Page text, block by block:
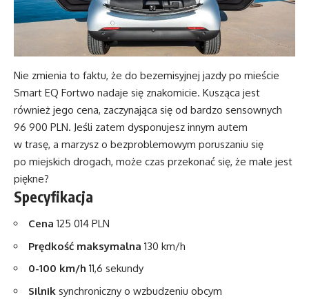
Nie zmienia to faktu, że do bezemisyjnej jazdy po mieście
Smart EQ Fortwo nadaje się znakomicie. Kusząca jest
również jego cena, zaczynająca się od bardzo sensownych
96 900 PLN. Jeśli zatem dysponujesz innym autem
w trasę, a marzysz o bezproblemowym poruszaniu się
po miejskich drogach, może czas przekonać się, że małe jest
piękne?
Specyfikacja
Cena 125 014 PLN
Prędkość maksymalna 130 km/h
0-100 km/h 11,6 sekundy
Silnik synchroniczny o wzbudzeniu obcym